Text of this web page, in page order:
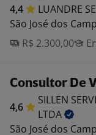
4,4 LUANDRE
São José dos
R$ 2.300,00
Consultor De
4,6
SILLEN
LTDA
São José dos